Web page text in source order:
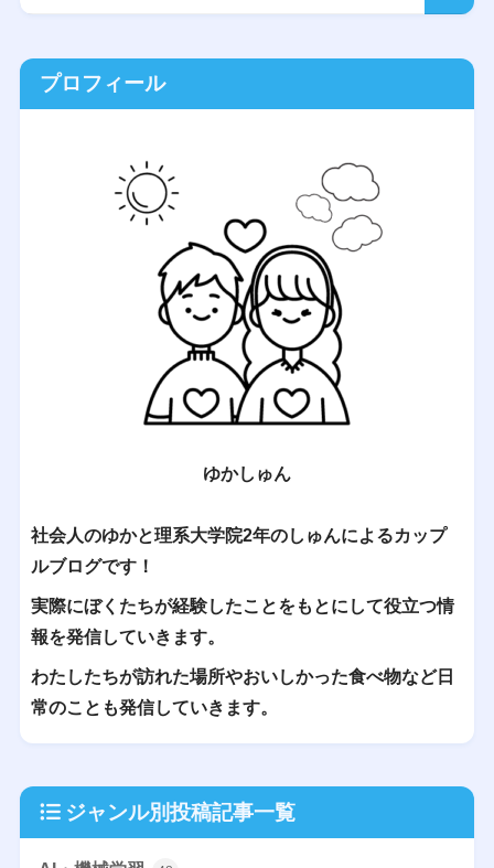
プロフィール
ゆかしゅん
社会人のゆかと理系大学院2年のしゅんによるカップ
ルブログです！
実際にぼくたちが経験したことをもとにして役立つ情
報を発信していきます。
わたしたちが訪れた場所やおいしかった食べ物など日
常のことも発信していきます。
ジャンル別投稿記事一覧